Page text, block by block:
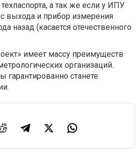
а так же если у ИПУ
выхода и прибор измерения
назад (касается отечественного
имеет массу преимуществ
организаций.
гарантированно станете